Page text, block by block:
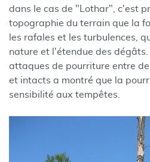
dans le cas de "Lothar", c'est
topographie du terrain que la
les rafales et les turbulences,
nature et l'étendue des
attaques de pourriture entre
et intacts a montré que la
sensibilité aux tempêtes.